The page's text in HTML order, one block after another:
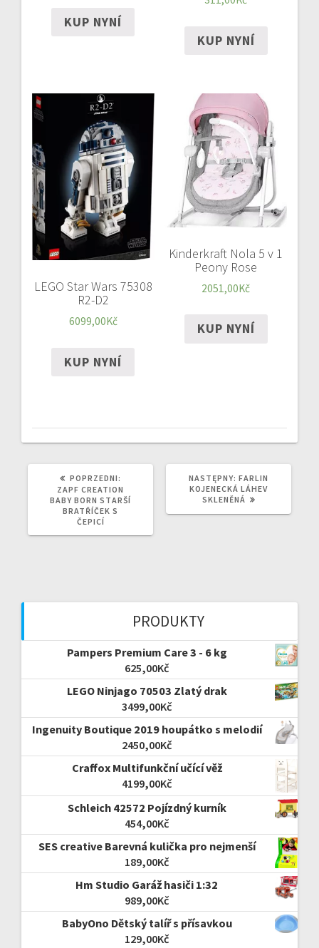
KUP NYNÍ
KUP NYNÍ
LEGO Star Wars 75308
R2-D2
6099,00Kč
KUP NYNÍ
Kinderkraft Nola 5 v 1
Peony Rose
2051,00Kč
KUP NYNÍ
POPRZEDNI:
WPIS:
ZAPF CREATION
BABY BORN STARŠÍ
BRATŘÍČEK S
ČEPICÍ
NASTĘPNY: NASTĘPNY
WPIS:
FARLIN
KOJENECKÁ LÁHEV
SKLENĚNÁ
PRODUKTY
Pampers Premium Care 3 - 6 kg
625,00Kč
LEGO Ninjago 70503 Zlatý drak
3499,00Kč
Ingenuity Boutique 2019 houpátko s melodií
2450,00Kč
Craffox Multifunkční učící věž
4199,00Kč
Schleich 42572 Pojízdný kurník
454,00Kč
SES creative Barevná kulička pro nejmenší
189,00Kč
Hm Studio Garáž hasiči 1:32
989,00Kč
BabyOno Dětský talíř s přísavkou
129,00Kč